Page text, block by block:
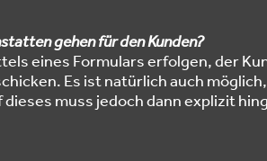
gehen für den Kunden?
eines Formulars erfolgen, der
Es ist natürlich auch
muss jedoch dann explizit